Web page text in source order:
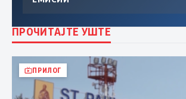
ПРОЧИТАЈТЕ УШТЕ
ПРИЛОГ